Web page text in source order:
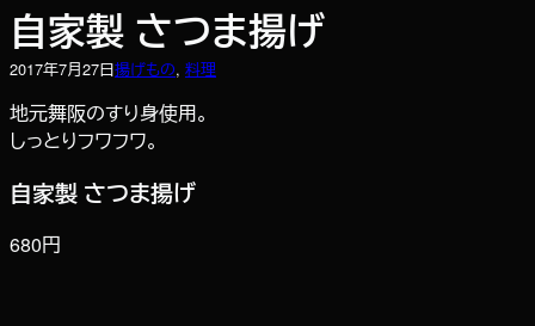
自家製 さつま揚げ
2017年7月27日揚げもの, 料理
地元舞阪のすり身使用。
しっとりフワフワ。
自家製 さつま揚げ
680円